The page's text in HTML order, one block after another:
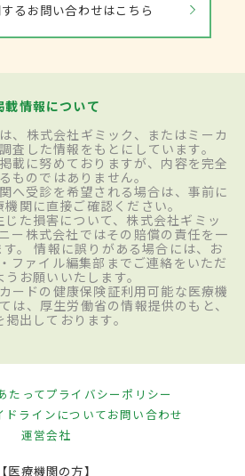
るお問い合わせはこちら
載情報について
、株式会社ギミック、またはミーカ
査した情報をもとにしています。
載に努めておりますが、内容を完全
ものではありません。
へ受診を希望される場合は、事前に
関に直接ご確認ください。
た損害について、株式会社ギミッ
ー株式会社ではその賠償の責任を一
。 情報に誤りがある場合には、お
ファイル編集部までご連絡をいただ
うお願いいたします。
ードの健康保険証利用可能な医療機
は、厚生労働省の情報提供のもと、
出しております。
たってプライバシーポリシー
ドラインについてお問い合わせ
運営会社
【医療機関の方】